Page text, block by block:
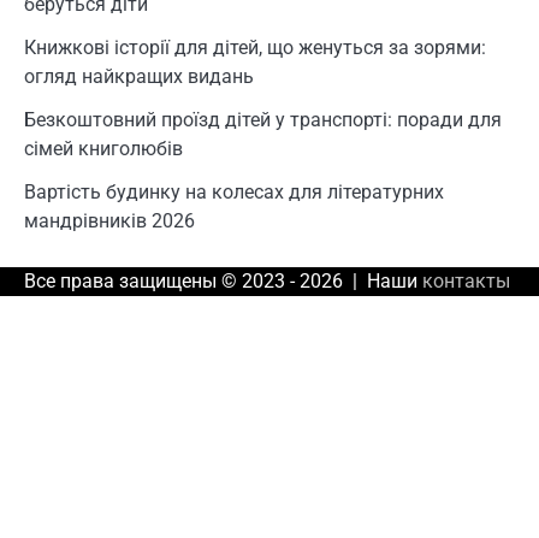
Книжкові історії для дітей, що женуться за зорями:
огляд найкращих видань
Безкоштовний проїзд дітей у транспорті: поради для
сімей книголюбів
Вартість будинку на колесах для літературних
мандрівників 2026
Все права защищены © 2023 - 2026 | Наши контакты